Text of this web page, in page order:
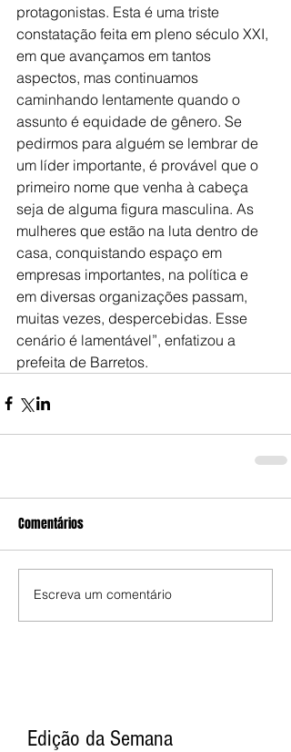
protagonistas. Esta é uma triste
constatação feita em pleno século XXI,
em que avançamos em tantos
aspectos, mas continuamos
caminhando lentamente quando o
assunto é equidade de gênero. Se
pedirmos para alguém se lembrar de
um líder importante, é provável que o
primeiro nome que venha à cabeça
seja de alguma figura masculina. As
mulheres que estão na luta dentro de
casa, conquistando espaço em
empresas importantes, na política e
em diversas organizações passam,
muitas vezes, despercebidas. Esse
cenário é lamentável”, enfatizou a
prefeita de Barretos.
Comentários
Escreva um comentário
Edição da Semana